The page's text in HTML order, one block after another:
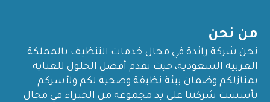
o
o
k
من نحن
نحن شركة رائدة في مجال خدمات التنظيف بالمملكة
العربية السعودية، حيث نقدم أفضل الحلول للعناية
بمنازلكم وضمان بيئة نظيفة وصحية لكم ولأسركم.
تأسست شركتنا على يد مجموعة من الخبراء في مجال